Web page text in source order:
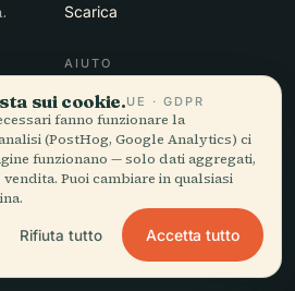
Scarica
AIUTO
Assistenza
Risoluzione dei problemi
dell'app
Contatti
sui cookie.UE · GDPR
fanno funzionare la
(PostHog, Google Analytics) ci
funzionano — solo dati aggregati,
Puoi cambiare in qualsiasi
Rifiuta tutto Accetta tutto